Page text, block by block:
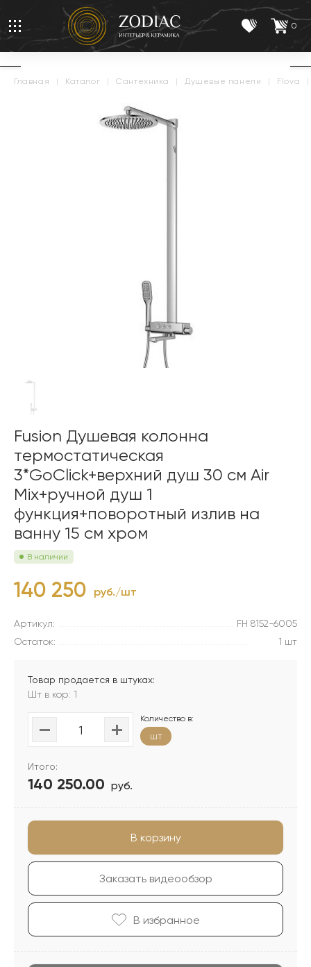
0
главная | каталог | сантехника | душевые панели | flova |
Fusion Душевая колонна
термостатическая
3*GoClick+верхний душ 30 см Air
Mix+ручной душ 1
функция+поворотный излив на
ванну 15 см хром
В наличии
140 250 руб./шт
Артикул:
FH 8152-6005
Остаток:
1 шт
Товар продается в штуках:
Шт в кор: 1
Количество в:
шт
Итого:
140 250.00 руб.
В корзину
Заказать видеообзор
В избранноe